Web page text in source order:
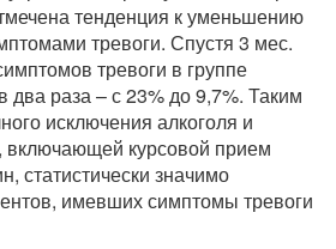
тенденция к уменьшению
тревоги. Спустя 3 мес.
тревоги в группе
два раза – с 23% до 9,7%. Таким
исключения алкоголя и
включающей курсовой прием
статистически значимо
имевших симптомы тревоги